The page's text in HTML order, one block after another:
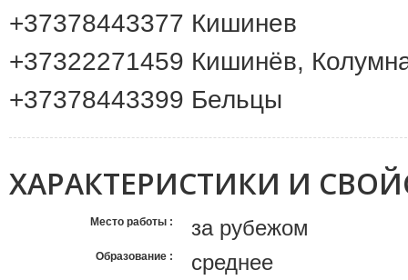
+37378443377 Кишинев
+37322271459 Кишинёв,
+37378443399 Бельцы
ХАРАКТЕРИСТИКИ И
Место работы за рубежом
Образование среднее